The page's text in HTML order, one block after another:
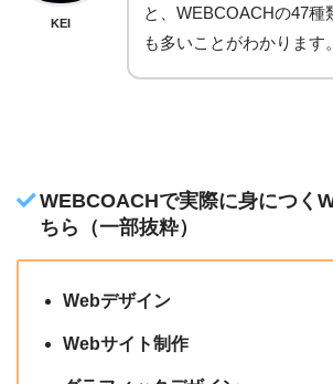
KEI
と、WEBCOACHの47種
も多いことがわかります。
WEBCOACHで実際に身につく
ちら（一部抜粋）
Webデザイン
Webサイト制作